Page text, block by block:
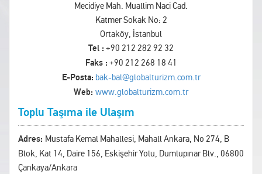
Mecidiye Mah. Muallim Naci Cad.
Katmer Sokak No: 2
Ortaköy, İstanbul
Tel : +90 212 282 92 32
Faks : +90 212 268 18 41
E-Posta: bak-bal@globalturizm.com.tr
Web: www.globalturizm.com.tr
Toplu Taşıma ile Ulaşım
Adres: Mustafa Kemal Mahallesi, Mahall Ankara, No 274, B
Blok, Kat 14, Daire 156, Eskişehir Yolu, Dumlupınar Blv., 06800
Çankaya/Ankara